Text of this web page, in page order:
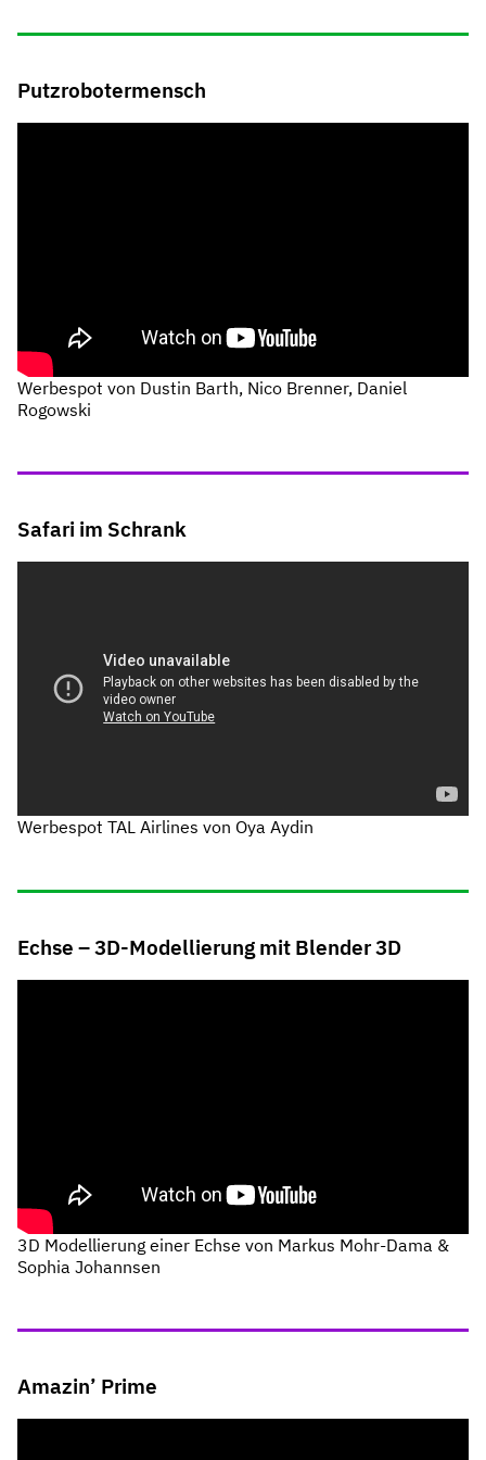
Putzrobotermensch
Werbespot von Dustin Barth, Nico Brenner, Daniel
Rogowski
Safari im Schrank
Werbespot TAL Airlines von Oya Aydin
Echse – 3D-Modellierung mit Blender 3D
3D Modellierung einer Echse von Markus Mohr-Dama &
Sophia Johannsen
Amazin’ Prime